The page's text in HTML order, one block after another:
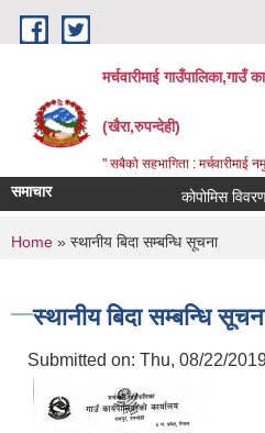
Skip to main content
मर्चवारीमाई गाउँपालिका,गाउँ
(खैरा,रुपन्देही)
" सबैको सहभागिता : मर्चवारीमाई
समाचार कोपोमिस विवरण
You are here
Home » स्थानीय बिदा सम्बन्धि सूचना
स्थानीय बिदा सम्बन्धि
Submitted on: Thu, 08/22/